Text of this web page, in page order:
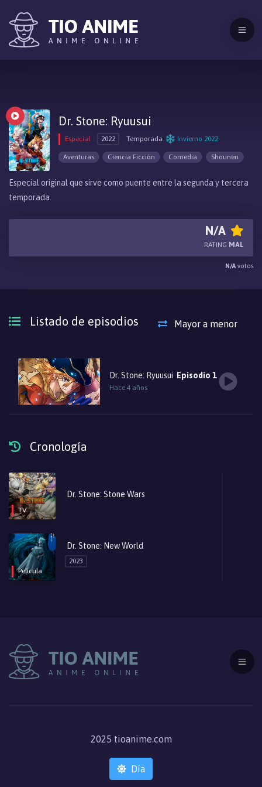
Dr. Stone: Ryuusui
Especial 2022 Temporada Invierno 2022
Aventuras Ciencia Ficción Comedia Shounen
Especial original que sirve como puente entre la segunda y tercera
temporada.
N/A
RATING MAL
N/A votos
Listado de episodios Mayor a menor
Dr. Stone: Ryuusui Episodio 1
Hace 4 años
Cronología
TV
Dr. Stone: Stone Wars
Película
Dr. Stone: New World
2023
2025 tioanime.com
Día